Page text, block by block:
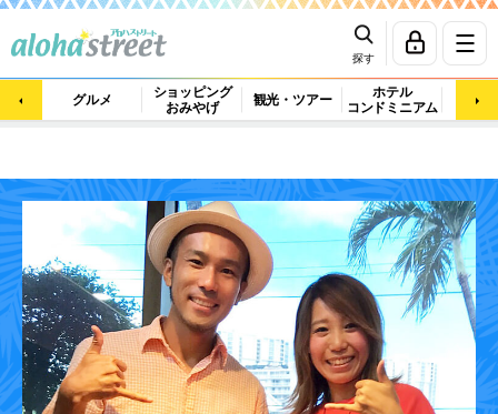
探す
グルメ
ショッピング
おみやげ
観光・ツアー
ホテル
コンドミニアム
マッ